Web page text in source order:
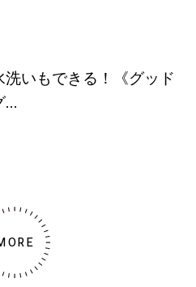
洗いもできる！《グッド
...